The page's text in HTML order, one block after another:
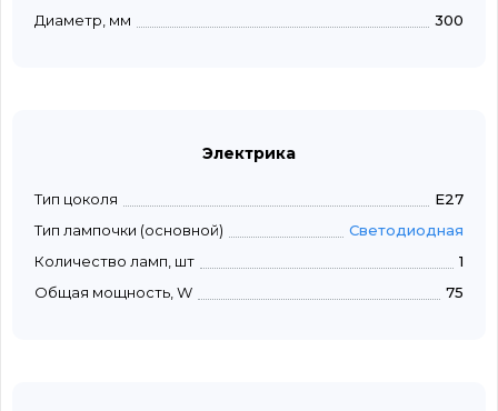
Диаметр, мм
300
Электрика
Тип цоколя
E27
Тип лампочки (основной)
Светодиодная
Количество ламп, шт
1
Общая мощность, W
75